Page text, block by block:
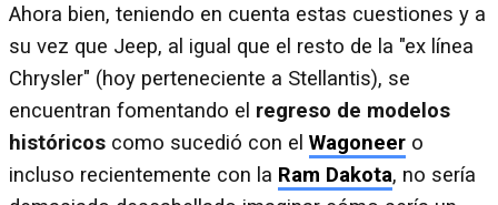
Ahora bien, teniendo en cuenta estas cuestiones y a
su vez que Jeep, al igual que el resto de la "ex línea
Chrysler" (hoy perteneciente a Stellantis), se
encuentran fomentando el regreso de modelos
históricos como sucedió con el Wagoneer o
incluso recientemente con la Ram Dakota, no sería